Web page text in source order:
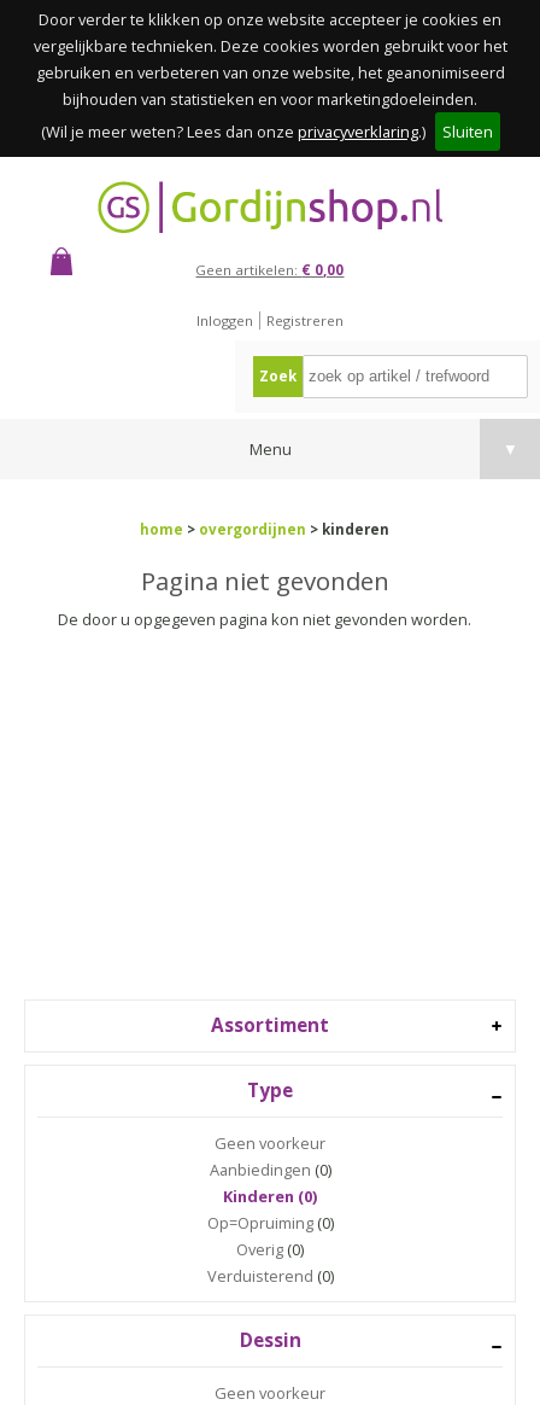
Door verder te klikken op onze website accepteer je cookies en
vergelijkbare technieken. Deze cookies worden gebruikt voor het
gebruiken en verbeteren van onze website, het geanonimiseerd
bijhouden van statistieken en voor marketingdoeleinden.
(Wil je meer weten? Lees dan onze privacyverklaring.) Sluiten
Geen artikelen: € 0,00
Inloggen Registreren
Zoek
Menu ▼
Assortiment
Type
Geen voorkeur
Aanbiedingen (0)
Kinderen (0)
Op=Opruiming(0)
Overig (0)
Verduisterend (0)
Dessin
Geen voorkeur
home > overgordijnen > kinderen
Pagina niet gevonden
De door u opgegeven pagina kon niet gevonden worden.